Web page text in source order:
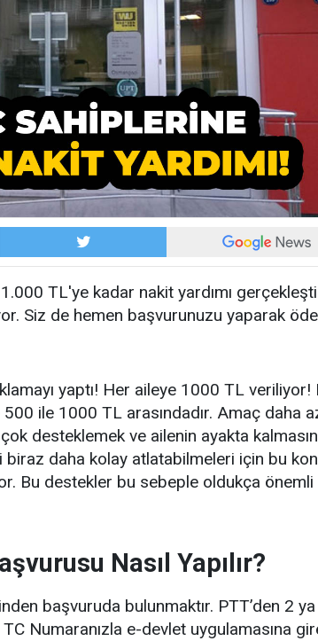
TL'ye kadar nakit yardımı
Siz de hemen başvurunuzu yaparak
yaptı! Her aileye 1000 TL veriliyor!
ile 1000 TL arasındadır. Amaç daha
desteklemek ve ailenin ayakta
biraz daha kolay atlatabilmeleri için bu
Bu destekler bu sebeple oldukça önemli
Nasıl Yapılır?
başvuruda bulunmaktır. PTT’den 2
Numaranızla e-devlet uygulamasına